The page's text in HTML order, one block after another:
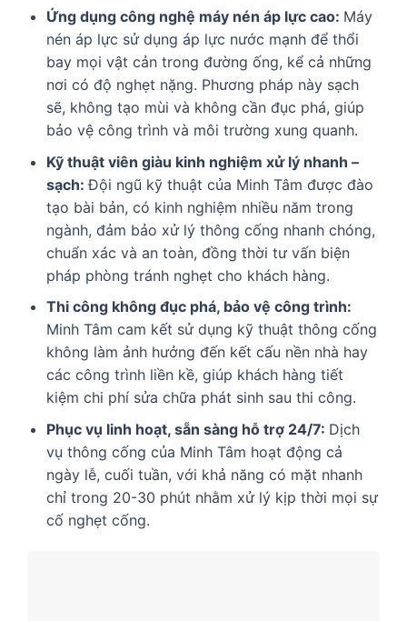
Ứng dụng công nghệ máy nén áp lực cao: Máy
nén áp lực sử dụng áp lực nước mạnh để thổi
bay mọi vật cản trong đường ống, kể cả những
nơi có độ nghẹt nặng. Phương pháp này sạch
sẽ, không tạo mùi và không cần đục phá, giúp
bảo vệ công trình và môi trường xung quanh.
Kỹ thuật viên giàu kinh nghiệm xử lý nhanh –
sạch:Đội ngũ kỹ thuật của Minh Tâm được đào
tạo bài bản, có kinh nghiệm nhiều năm trong
ngành, đảm bảo xử lý thông cống nhanh chóng,
chuẩn xác và an toàn, đồng thời tư vấn biện
pháp phòng tránh nghẹt cho khách hàng.
Thi công không đục phá, bảo vệ công trình:
Minh Tâm cam kết sử dụng kỹ thuật thông cống
không làm ảnh hưởng đến kết cấu nền nhà hay
các công trình liền kề, giúp khách hàng tiết
kiệm chi phí sửa chữa phát sinh sau thi công.
Phục vụ linh hoạt, sẵn sàng hỗ trợ 24/7: Dịch
vụ thông cống của Minh Tâm hoạt động cả
ngày lễ, cuối tuần, với khả năng có mặt nhanh
chỉ trong 20-30 phút nhằm xử lý kịp thời mọi sự
cố nghẹt cống.